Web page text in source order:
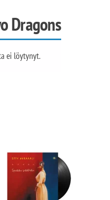
Dragons
ei löytynyt.